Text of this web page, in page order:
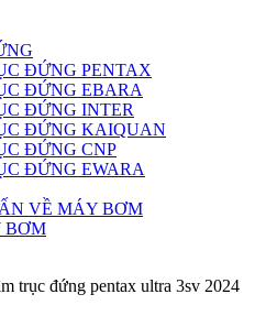
ĐỨNG PENTAX
ĐỨNG EBARA
ĐỨNG INTER
ĐỨNG KAIQUAN
ĐỨNG CNP
ĐỨNG EWARA
VỀ MÁY BƠM
BƠM
trục đứng pentax ultra 3sv 2024